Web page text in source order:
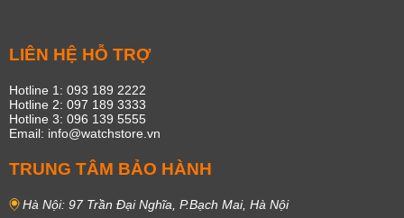
LIÊN HỆ HỖ TRỢ
Hotline 1: 093 189 2222
Hotline 2: 097 189 3333
Hotline 3: 096 139 5555
Email: info@watchstore.vn
TRUNG TÂM BẢO HÀNH
Hà Nội: 97 Trần Đại Nghĩa, P.Bạch Mai, Hà Nội